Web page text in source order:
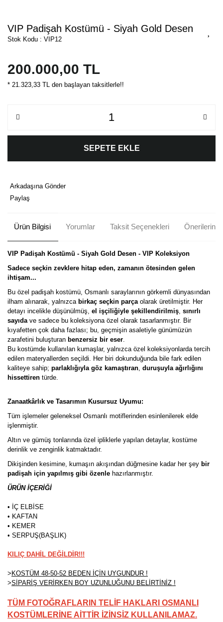
VIP Padişah Kostümü - Siyah Gold Desen
Stok Kodu : VIP12
200.000,00 TL
* 21.323,33 TL den başlayan taksitlerle!!
SEPETE EKLE
Arkadaşına Gönder
Paylaş
Ürün Bilgisi Yorumlar Taksit Seçenekleri Önerileriniz
VIP Padişah Kostümü - Siyah Gold Desen - VIP Koleksiyon
Sadece seçkin zevklere hitap eden, zamanın ötesinden gelen
ihtişam...
Bu özel padişah kostümü, Osmanlı saraylarının görkemli dünyasından
ilham alınarak, yalnızca birkaç seçkin parça olarak üretilmiştir. Her
detayı incelikle düşünülmüş, el işçiliğiyle şekillendirilmiş sınırlı
sayıda ve sadece bu koleksiyona özel olarak tasarlanmıştır. Bir
kıyafetten çok daha fazlası; bu, geçmişin asaletiyle günümüzün
zarafetini buluşturan benzersiz bir eser
Bu kostümde kullanılan kumaşlar, yalnızca özel koleksiyonlarda tercih
edilen materyallerden seçildi. Her biri dokunduğunda bile fark edilen
kaliteye sahip; parlaklığıyla göz kamaştıran duruşuyla ağırlığını
hissettiren türde.
Zanaatkârlık ve Tasarımın Kusursuz Uyumu:
Tüm işlemeler geleneksel Osmanlı motiflerinden esinlenilerek elde
işlenmiştir.
Altın ve gümüş tonlarında özel ipliklerle yapılan detaylar, kostüme
derinlik ve zenginlik katmaktadır.
Dikişinden kesimine, kumaşın akışından düğmesine kadar her şey bir
padişah için yapılmış gibi özenle hazırlanmıştır.
ÜRÜN İÇERİĞİ
• İÇ ELBİSE
• KAFTAN
• KEMER
• SERPUŞ(BAŞLIK)
KILIÇ DAHİL DEĞİLDİR!!!
>KOSTÜM 48-50-52 BEDEN İÇİN UYGUNDUR !
>SİPARİŞ VERİRKEN BOY UZUNLUĞUNU BELİRTİNİZ !
TÜM FOTOĞRAFLARIN TELİF HAKLARI OSMANLI
KOSTÜMLERİNE AİTTİR İZİNSİZ KULLANILAMAZ.